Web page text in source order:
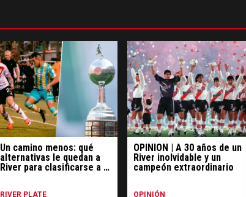
Un camino menos: qué
alternativas le quedan a
River para clasificarse a la
RIVER PLATE
OPINIÓN | A 30 años de un
River inolvidable y un
campeón extraordinario
OPINIÓN